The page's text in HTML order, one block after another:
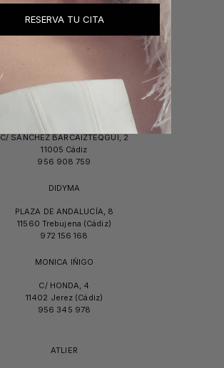
NOVIAS & NOVIAS
C/ VIRIATO, 5
953 659 112
MILAGROSA GRIMÁLDI
C/ SÁNCHEZ BARCAIZTEQGUI, 2
11005 Cádiz
956 908 759
DIDYMA
PLAZA DE ANDALUCÍA, 8
11560 Trebujena (Cádiz)
972 156 168
MONICA IÑIGO
C/ HONDA, 4
11402 Jerez (Cádiz)
956 345 978
ATLIER
RESERVA TU CITA